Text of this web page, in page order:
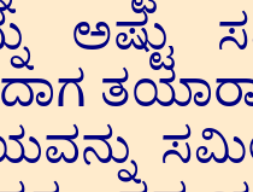
ಅಷ್ಟು